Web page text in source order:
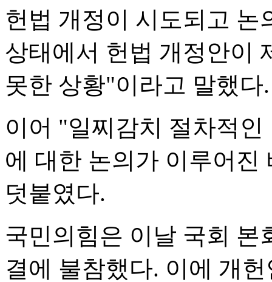
헌법 개정이 시도되고
상태에서 헌법 개정안이
못한 상황"이라고 말했다.
이어 "일찌감치 절차적
에 대한 논의가 이루어
덧붙였다.
국민의힘은 이날 국회 본
결에 불참했다. 이에 개